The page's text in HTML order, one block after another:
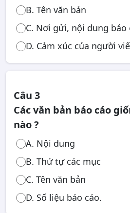
B. Tên văn bản
C. Nơi gửi, nội dung báo
D. Cảm xúc của người
Câu 3
Các văn bản báo cáo
nào ?
A. Nội dung
B. Thứ tự các mục
C. Tên văn bản
D. Số liệu báo cáo.